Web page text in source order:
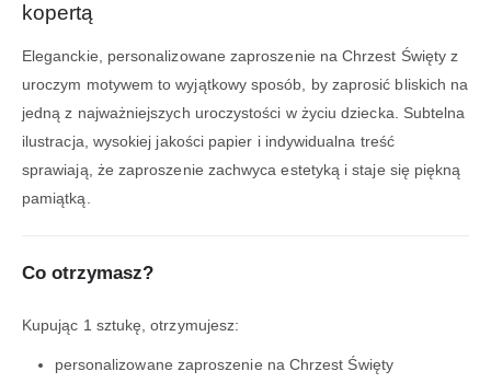
kopertą
Eleganckie, personalizowane zaproszenie na Chrzest Święty z
uroczym motywem to wyjątkowy sposób, by zaprosić bliskich na
jedną z najważniejszych uroczystości w życiu dziecka. Subtelna
ilustracja, wysokiej jakości papier i indywidualna treść
sprawiają, że zaproszenie zachwyca estetyką i staje się piękną
pamiątką.
Co otrzymasz?
Kupując 1 sztukę, otrzymujesz:
personalizowane zaproszenie na Chrzest Święty